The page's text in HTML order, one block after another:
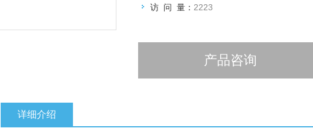
访 问 量： 2223
产品咨询
详细介绍